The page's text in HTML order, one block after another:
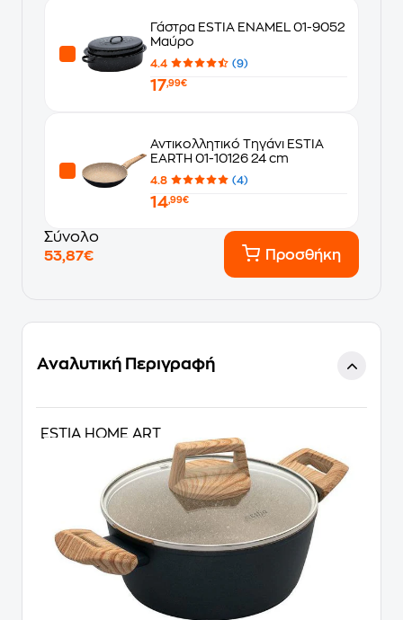
Γάστρα ESTIA ENAMEL 01-9052
Μαύρο
4.4 (9)
17,99€
Αντικολλητικό Τηγάνι ESTIA
EARTH 01-10126 24 cm
4.8 (4)
14,99€
Σύνολο
53,87€
Προσθήκη
Αναλυτική Περιγραφή
ESTIA HOME ART